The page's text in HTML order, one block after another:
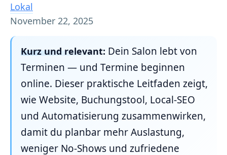
Lokal
November 22, 2025
Kurz und relevant: Dein Salon lebt von
Terminen — und Termine beginnen
online. Dieser praktische Leitfaden zeigt,
wie Website, Buchungstool, Local‑SEO
und Automatisierung zusammenwirken,
damit du planbar mehr Auslastung,
weniger No‑Shows und zufriedene